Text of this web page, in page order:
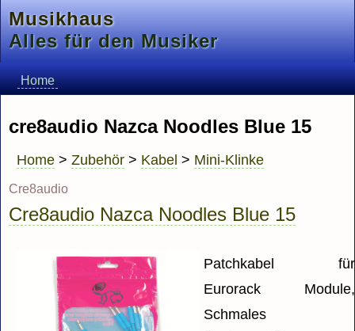
Musikhaus
Alles für den Musiker
Home
cre8audio Nazca Noodles Blue 15
Home > Zubehör > Kabel > Mini-Klinke
Cre8audio
Cre8audio Nazca Noodles Blue 15
Patchkabel für
Eurorack Module,
Schmales